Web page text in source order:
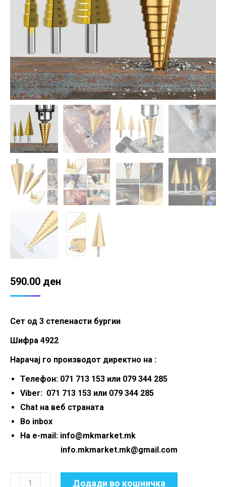
590.00 ден
Сет од 3 степенасти бургии
Шифра 4922
Нарачај го производот директно на :
Телефон: 071 713 153 или 079 344 285
Viber: 071 713 153 или 079 344 285
Chat на веб страната
Во inbox
На e-mail: info@mkmarket.mk
info.mkmarket.mk@gmail.com
Додади во кошничка